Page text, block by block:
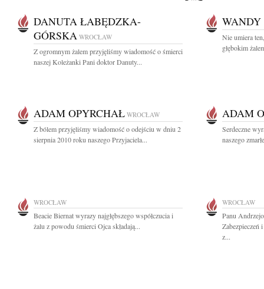
DANUTA ŁABĘDZKA-
GÓRSKA WROCŁAW
Z ogromnym żalem przyjęliśmy wiadomość o śmierci
naszej Koleżanki Pani doktor Danuty...
Nie umiera
głębokim
ADAM OPYRCHAŁ WROCŁAW
Z bólem przyjęliśmy wiadomość o odejściu w dniu 2
sierpnia 2010 roku naszego Przyjaciela...
ADAM
Serdeczne
naszego
WROCŁAW
Beacie Biernat wyrazy najgłębszego współczucia i
żalu z powodu śmierci Ojca składają...
WROCŁAW
Panu
Zabezpieczeń
z...